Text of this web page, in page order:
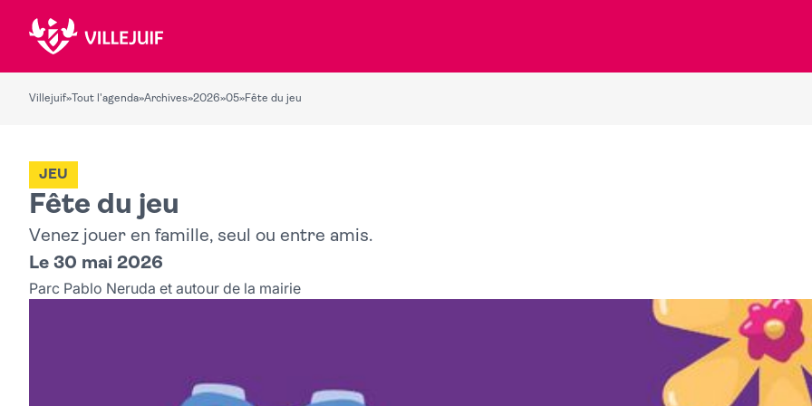
Villejuif» Tout l'agenda»Archives»2026»05»Fête du jeu
Fête du jeu
JEU
Venez jouer en famille, seul ou entre amis.
Le 30 mai 2026
Parc Pablo Neruda et autour de la mairie